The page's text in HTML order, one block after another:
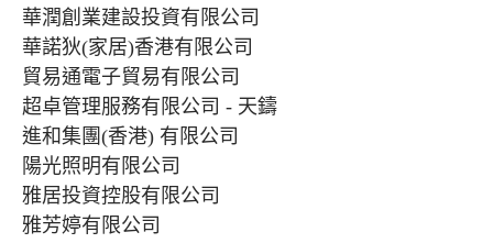
華潤創業建設投資有限公司
華諾狄(家居)香港有限公司
貿易通電子貿易有限公司
超卓管理服務有限公司 - 天鑄
進和集團(香港) 有限公司
陽光照明有限公司
雅居投資控股有限公司
雅芳婷有限公司